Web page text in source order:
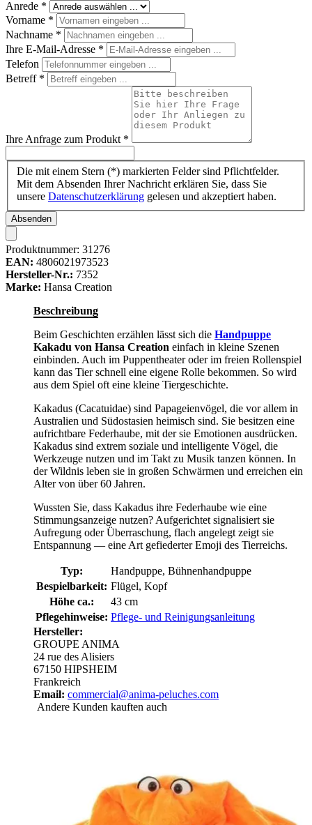
Anrede *
Vorname *
Nachname *
Ihre E-Mail-Adresse *
Telefon
Betreff *
Ihre Anfrage zum Produkt *
Die mit einem Stern (*) markierten Felder sind Pflichtfelder.
Mit dem Absenden Ihrer Nachricht erklären Sie, dass Sie
unsere Datenschutzerklärung gelesen und akzeptiert haben.
Absenden
Produktnummer: 31276
EAN: 4806021973523
Hersteller-Nr.: 7352
Marke: Hansa Creation
Beschreibung
Beim Geschichten erzählen lässt sich die Handpuppe
Kakadu von Hansa Creation einfach in kleine Szenen
einbinden. Auch im Puppentheater oder im freien Rollenspiel
kann das Tier schnell eine eigene Rolle bekommen. So wird
aus dem Spiel oft eine kleine Tiergeschichte.
Kakadus (Cacatuidae) sind Papageienvögel, die vor allem in
Australien und Südostasien heimisch sind. Sie besitzen eine
aufrichtbare Federhaube, mit der sie Emotionen ausdrücken.
Kakadus sind extrem soziale und intelligente Vögel, die
Werkzeuge nutzen und im Takt zu Musik tanzen können. In
der Wildnis leben sie in großen Schwärmen und erreichen ein
Alter von über 60 Jahren.
Wussten Sie, dass Kakadus ihre Federhaube wie eine
Stimmungsanzeige nutzen? Aufgerichtet signalisiert sie
Aufregung oder Überraschung, flach angelegt zeigt sie
Entspannung — eine Art gefiederter Emoji des Tierreichs.
Typ:
Handpuppe, Bühnenhandpuppe
Bespielbarkeit: Flügel, Kopf
Höhe ca.:
43 cm
Pflegehinweise: Pflege- und Reinigungsanleitung
Hersteller:
GROUPE ANIMA
24 rue des Alisiers
67150 HIPSHEIM
Frankreich
Email: commercial@anima-peluches.com
Andere Kunden kauften auch